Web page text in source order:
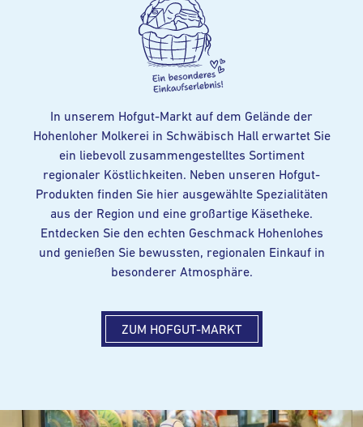
In unserem Hofgut-Markt auf dem Gelände der
Hohenloher Molkerei in Schwäbisch Hall erwartet Sie
ein liebevoll zusammengestelltes Sortiment
regionaler Köstlichkeiten. Neben unseren Hofgut-
Produkten finden Sie hier ausgewählte Spezialitäten
aus der Region und eine großartige Käsetheke.
Entdecken Sie den echten Geschmack Hohenlohes
und genießen Sie bewussten, regionalen Einkauf in
besonderer Atmosphäre.
ZUM HOFGUT-MARKT